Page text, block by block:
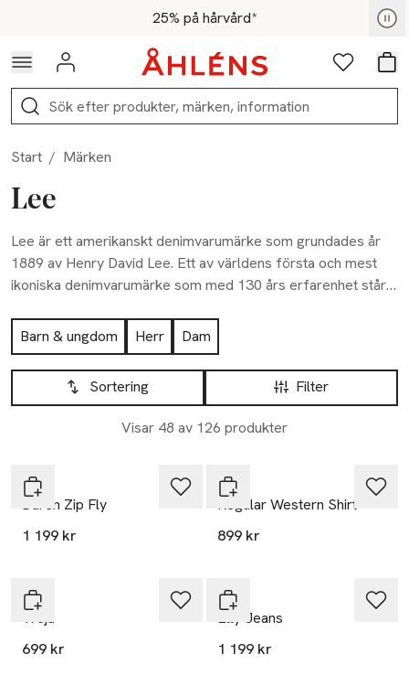
Hoppa till navigationsmenyn25% på hårvård*
För medlemmar - Shoppa nu
Logga in Favoriter
Sök
Start / Märken
Lee
Lee är ett amerikanskt denimvarumärke som grundades år
1889 av Henry David Lee. Ett av världens första och mest
ikoniska denimvarumärke som med 130 års erfarenhet står
Hoppa till produktsidan
Barn & ungdom Herr
Dam
Hoppa till produktsidan
Filter
Sortering
Visar 48 av 126 produkter
Lista över produkter
Lee
Daren Zip Fly
1 199 kr
Lee
Regular Western Shirt
899 kr
Lee
Tröja
699 kr
Lee
Elly Jeans
1 199 kr